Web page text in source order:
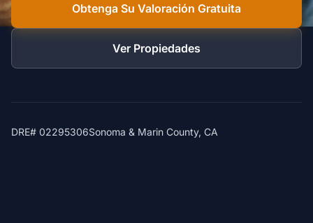
Obtenga Su Valoración Gratuita
Ver Propiedades
DRE# 02295306Sonoma & Marin County, CA